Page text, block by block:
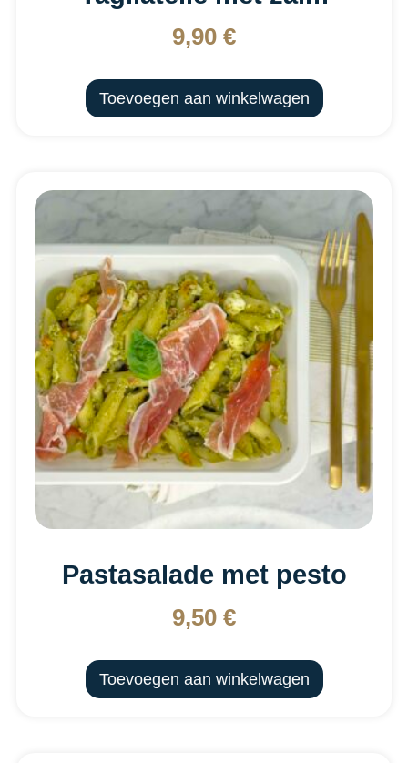
9,90 €
Toevoegen aan winkelwagen
Pastasalade met pesto
9,50 €
Toevoegen aan winkelwagen